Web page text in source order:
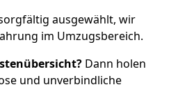
ausgewählt, wir
im Umzugsbereich.
Dann holen
und unverbindliche